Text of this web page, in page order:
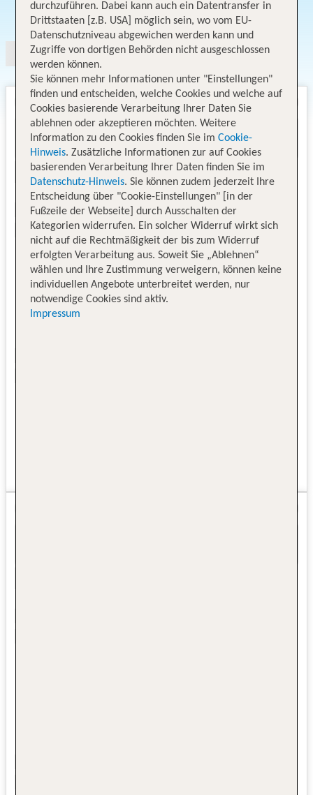
Angebotsauswahl
durchzuführen. Dabei kann auch ein Datentransfer in
Drittstaaten [z.B. USA] möglich sein, wo vom EU-
Datenschutzniveau abgewichen werden kann und
Zugriffe von dortigen Behörden nicht ausgeschlossen
werden können.
Sie können mehr Informationen unter "Einstellungen"
finden und entscheiden, welche Cookies und welche auf
Cookies basierende Verarbeitung Ihrer Daten Sie
ablehnen oder akzeptieren möchten. Weitere
Information zu den Cookies finden Sie im Cookie-
Hinweis. Zusätzliche Informationen zur auf Cookies
basierenden Verarbeitung Ihrer Daten finden Sie im
Datenschutz-Hinweis. Sie können zudem jederzeit Ihre
Entscheidung über "Cookie-Einstellungen" [in der
Fußzeile der Webseite] durch Ausschalten der
Kategorien widerrufen. Ein solcher Widerruf wirkt sich
nicht auf die Rechtmäßigkeit der bis zum Widerruf
erfolgten Verarbeitung aus. Soweit Sie „Ablehnen“
wählen und Ihre Zustimmung verweigern, können keine
individuellen Angebote unterbreitet werden, nur
notwendige Cookies sind aktiv.
Impressum